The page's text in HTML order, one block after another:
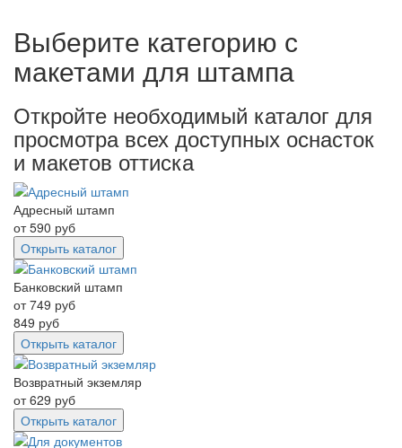
Выберите категорию с
макетами для штампа
Откройте необходимый каталог для
просмотра всех доступных оснасток
и макетов оттиска
Адресный штамп
от590 руб
Открыть каталог
Банковский штамп
от749 руб
849 руб
Открыть каталог
Возвратный экземляр
от629 руб
Открыть каталог